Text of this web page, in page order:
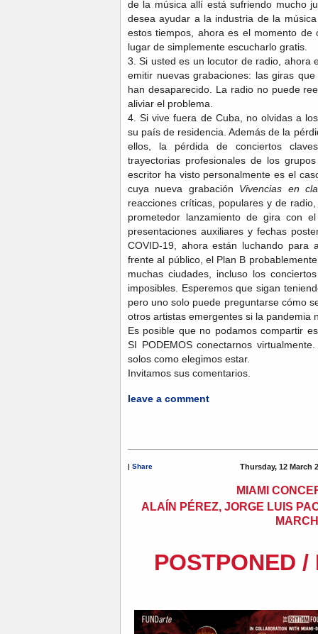
de la música allí está sufriendo mucho
desea ayudar a la industria de la
estos tiempos, ahora es el momento
lugar de simplemente escucharlo gratis.
3. Si usted es un locutor de radio, ahora
emitir nuevas grabaciones: las giras
han desaparecido. La radio no puede
aliviar el problema.
4. Si vive fuera de Cuba, no olvidas a
su país de residencia. Además de la
ellos, la pérdida de conciertos
trayectorias profesionales de los
escritor ha visto personalmente es el
cuya nueva grabación Vivencias en
reacciones críticas, populares y de
prometedor lanzamiento de gira con
presentaciones auxiliares y fechas
COVID-19, ahora están luchando para
frente al público, el Plan B
muchas ciudades, incluso los
imposibles. Esperemos que sigan
pero uno solo puede preguntarse cómo
otros artistas emergentes si la pandemia
Es posible que no podamos compartir
SI PODEMOS conectarnos
solos como elegimos estar.
Invitamos sus comentarios.
leave a comment
| Share Thursday, 12 March
MIAMI
ALAÍN PÉREZ, JORGE LUIS
POSTPONED /